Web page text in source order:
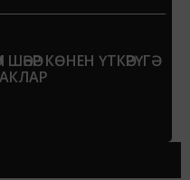
КӨНЕН ҮТКӘРҮГӘ